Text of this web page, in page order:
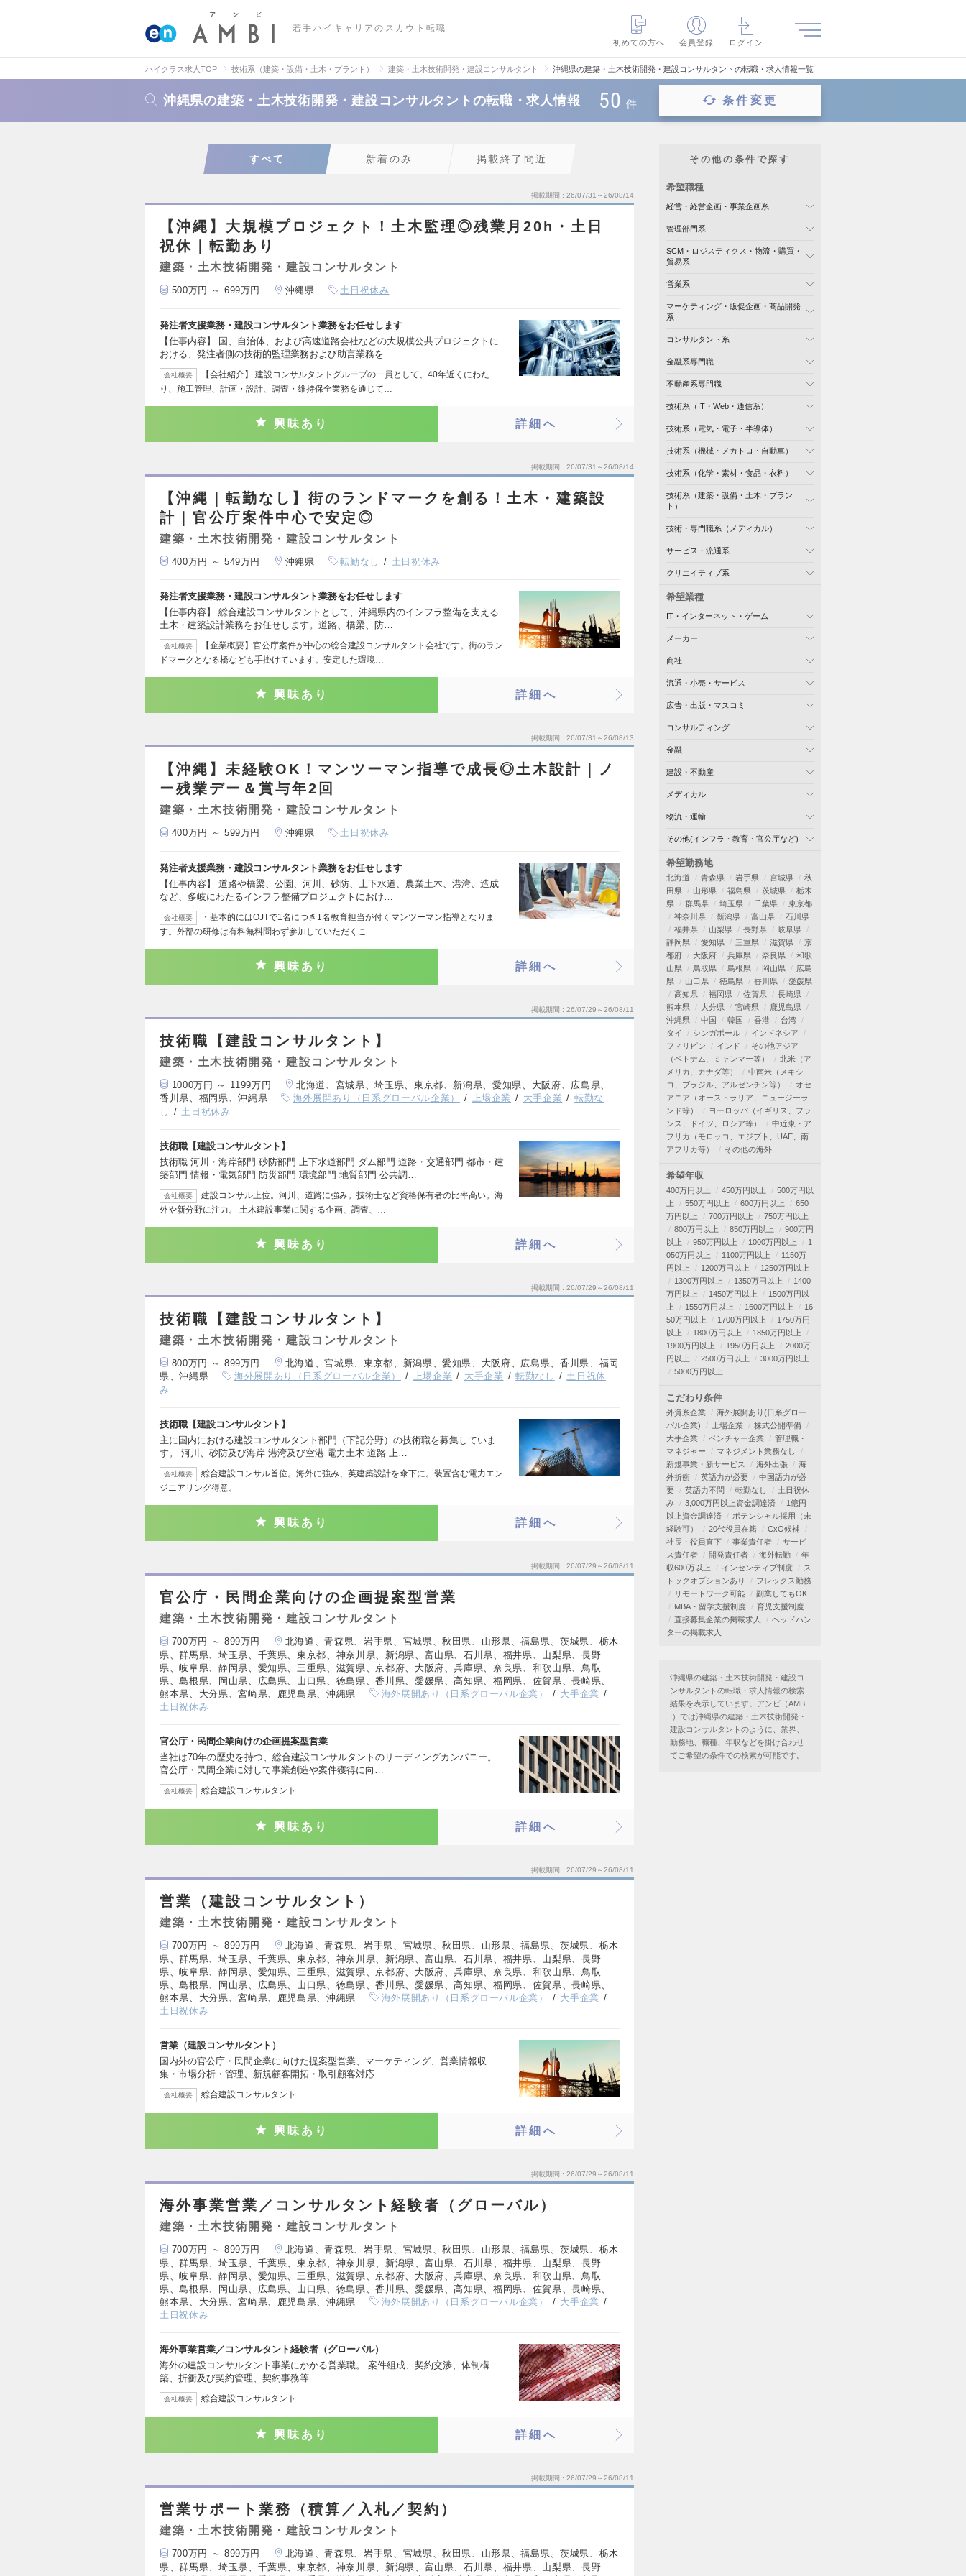
若手ハイキャリアのスカウト転職
初めての方へ
会員登録 ログイン
ハイクラス求人TOP 技術系（建築・設備・土木・プラント） 建築・土木技術開発・建設コンサルタント 沖縄県の建築・土木技術開発・建設コンサルタントの転職・求人情報一覧
沖縄県の建築・土木技術開発・建設コンサルタントの転職・求人情報 50 件 条件変更
すべて 新着のみ 掲載終了間近
掲載期間 26/07/31～26/08/14
【沖縄】大規模プロジェクト！土木監理◎残業月20h・土日
祝休｜転勤あり
建築・土木技術開発・建設コンサルタント
500万円 ～ 699万円 沖縄県 土日祝休み
発注者支援業務・建設コンサルタント業務をお任せします
【仕事内容】 国、自治体、および高速道路会社などの大規模公共プロジェクトに
おける、発注者側の技術的監理業務および助言業務を…
会社概要
【会社紹介】 建設コンサルタントグループの一員として、40年近くにわた
り、施工管理、計画・設計、調査・維持保全業務を通じて…
興味あり 詳細へ
掲載期間 26/07/31～26/08/14
【沖縄｜転勤なし】街のランドマークを創る！土木・建築設
計｜官公庁案件中心で安定◎
建築・土木技術開発・建設コンサルタント
400万円 ～ 549万円 沖縄県 転勤なし 土日祝休み
発注者支援業務・建設コンサルタント業務をお任せします
【仕事内容】 総合建設コンサルタントとして、沖縄県内のインフラ整備を支える
土木・建築設計業務をお任せします。道路、橋梁、防…
会社概要
【企業概要】官公庁案件が中心の総合建設コンサルタント会社です。街のラン
ドマークとなる橋なども手掛けています。安定した環境…
興味あり 詳細へ
掲載期間 26/07/31～26/08/13
【沖縄】未経験OK！マンツーマン指導で成長◎土木設計｜ノ
ー残業デー＆賞与年2回
建築・土木技術開発・建設コンサルタント
400万円 ～ 599万円 沖縄県 土日祝休み
発注者支援業務・建設コンサルタント業務をお任せします
【仕事内容】 道路や橋梁、公園、河川、砂防、上下水道、農業土木、港湾、造成
など、多岐にわたるインフラ整備プロジェクトにおけ…
会社概要
・基本的にはOJTで1名につき1名教育担当が付くマンツーマン指導となりま
す。外部の研修は有料無料問わず参加していただくこ…
興味あり 詳細へ
掲載期間 26/07/29～26/08/11
技術職【建設コンサルタント】
建築・土木技術開発・建設コンサルタント
1000万円 ～ 1199万円
北海道、宮城県、埼玉県、東京都、新潟県、愛知県、大阪府、広島県、
香川県、福岡県、沖縄県
海外展開あり（日系グローバル企業） 上場企業 大手企業
転勤な
し
土日祝休み
技術職【建設コンサルタント】
技術職 河川・海岸部門 砂防部門 上下水道部門 ダム部門 道路・交通部門 都市・建
築部門 情報・電気部門 防災部門 環境部門 地質部門 公共調…
会社概要
建設コンサル上位。河川、道路に強み。技術士など資格保有者の比率高い。海
外や新分野に注力。 土木建設事業に関する企画、調査、…
興味あり 詳細へ
掲載期間 26/07/29～26/08/11
技術職【建設コンサルタント】
建築・土木技術開発・建設コンサルタント
800万円 ～ 899万円
北海道、宮城県、東京都、新潟県、愛知県、大阪府、広島県、香川県、福岡
県、沖縄県
海外展開あり（日系グローバル企業） 上場企業 大手企業 転勤なし
土日祝休
み
技術職【建設コンサルタント】
主に国内における建設コンサルタント部門（下記分野）の技術職を募集していま
す。 河川、砂防及び海岸 港湾及び空港 電力土木 道路 上…
会社概要
総合建設コンサル首位。海外に強み、英建築設計を傘下に。装置含む電力エン
ジニアリング得意。
興味あり 詳細へ
掲載期間 26/07/29～26/08/11
官公庁・民間企業向けの企画提案型営業
建築・土木技術開発・建設コンサルタント
700万円 ～ 899万円
北海道、青森県、岩手県、宮城県、秋田県、山形県、福島県、茨城県、栃木
県、群馬県、埼玉県、千葉県、東京都、神奈川県、新潟県、富山県、石川県、福井県、山梨県、長野
県、岐阜県、静岡県、愛知県、三重県、滋賀県、京都府、大阪府、兵庫県、奈良県、和歌山県、鳥取
県、島根県、岡山県、広島県、山口県、徳島県、香川県、愛媛県、高知県、福岡県、佐賀県、長崎県、
熊本県、大分県、宮崎県、鹿児島県、沖縄県
海外展開あり（日系グローバル企業）
大手企業
土日祝休み
官公庁・民間企業向けの企画提案型営業
当社は70年の歴史を持つ、総合建設コンサルタントのリーディングカンパニー。
官公庁・民間企業に対して事業創造や案件獲得に向…
会社概要 総合建設コンサルタント
興味あり 詳細へ
掲載期間 26/07/29～26/08/11
営業（建設コンサルタント）
建築・土木技術開発・建設コンサルタント
700万円 ～ 899万円
北海道、青森県、岩手県、宮城県、秋田県、山形県、福島県、茨城県、栃木
県、群馬県、埼玉県、千葉県、東京都、神奈川県、新潟県、富山県、石川県、福井県、山梨県、長野
県、岐阜県、静岡県、愛知県、三重県、滋賀県、京都府、大阪府、兵庫県、奈良県、和歌山県、鳥取
県、島根県、岡山県、広島県、山口県、徳島県、香川県、愛媛県、高知県、福岡県、佐賀県、長崎県、
熊本県、大分県、宮崎県、鹿児島県、沖縄県
海外展開あり（日系グローバル企業）
大手企業
土日祝休み
営業（建設コンサルタント）
国内外の官公庁・民間企業に向けた提案型営業、マーケティング、営業情報収
集・市場分析・管理、新規顧客開拓・取引顧客対応
会社概要 総合建設コンサルタント
興味あり 詳細へ
掲載期間 26/07/29～26/08/11
海外事業営業／コンサルタント経験者（グローバル）
建築・土木技術開発・建設コンサルタント
700万円 ～ 899万円
北海道、青森県、岩手県、宮城県、秋田県、山形県、福島県、茨城県、栃木
県、群馬県、埼玉県、千葉県、東京都、神奈川県、新潟県、富山県、石川県、福井県、山梨県、長野
県、岐阜県、静岡県、愛知県、三重県、滋賀県、京都府、大阪府、兵庫県、奈良県、和歌山県、鳥取
県、島根県、岡山県、広島県、山口県、徳島県、香川県、愛媛県、高知県、福岡県、佐賀県、長崎県、
熊本県、大分県、宮崎県、鹿児島県、沖縄県
海外展開あり（日系グローバル企業）
大手企業
土日祝休み
海外事業営業／コンサルタント経験者（グローバル）
海外の建設コンサルタント事業にかかる営業職。 案件組成、契約交渉、体制構
築、折衝及び契約管理、契約事務等
会社概要 総合建設コンサルタント
興味あり 詳細へ
掲載期間 26/07/29～26/08/11
営業サポート業務（積算／入札／契約）
建築・土木技術開発・建設コンサルタント
700万円 ～ 899万円
北海道、青森県、岩手県、宮城県、秋田県、山形県、福島県、茨城県、栃木
県、群馬県、埼玉県、千葉県、東京都、神奈川県、新潟県、富山県、石川県、福井県、山梨県、長野
その他の条件で探す
希望職種
経営・経営企画・事業企画系
管理部門系
SCM・ロジスティクス・物流・購買・
貿易系
営業系
マーケティング・販促企画・商品開発
系
コンサルタント系
金融系専門職
不動産系専門職
技術系（IT・Web・通信系）
技術系（電気・電子・半導体）
技術系（機械・メカトロ・自動車）
技術系（化学・素材・食品・衣料）
技術系（建築・設備・土木・プラン
ト）
技術・専門職系（メディカル）
サービス・流通系
クリエイティブ系
希望業種
IT・インターネット・ゲーム
メーカー
商社
流通・小売・サービス
広告・出版・マスコミ
コンサルティング
金融
建設・不動産
メディカル
物流・運輸
その他(インフラ・教育・官公庁など)
希望勤務地
北海道 青森県 岩手県 宮城県
秋
田県
山形県 福島県 茨城県
栃木
県
群馬県 埼玉県 千葉県
東京都
神奈川県
新潟県 富山県
石川県
福井県
山梨県 長野県
岐阜県
静岡県
愛知県 三重県 滋賀県
京
都府
大阪府 兵庫県 奈良県
和歌
山県
鳥取県 島根県 岡山県
広島
県
山口県 徳島県 香川県
愛媛県
高知県
福岡県 佐賀県
長崎県
熊本県
大分県 宮崎県
鹿児島県
沖縄県
中国 韓国 香港
台湾
タイ
シンガポール
インドネシア
フィリピン
インド
その他アジア
（ベトナム、ミャンマー等）
北米（ア
メリカ、カナダ等）
中南米（メキシ
コ、ブラジル、アルゼンチン等）
オセ
アニア（オーストラリア、ニュージーラ
ンド等）
ヨーロッパ（イギリス、フラ
ンス、ドイツ、ロシア等）
中近東・ア
フリカ（モロッコ、エジプト、UAE、南
アフリカ等）
その他の海外
希望年収
400万円以上 450万円以上
500万円以
上
550万円以上 600万円以上
650
万円以上
700万円以上
750万円以上
800万円以上
850万円以上
900万円
以上
950万円以上 1000万円以上
1
050万円以上
1100万円以上
1150万
円以上
1200万円以上
1250万円以上
1300万円以上
1350万円以上
1400
万円以上
1450万円以上
1500万円以
上
1550万円以上 1600万円以上
16
50万円以上
1700万円以上
1750万円
以上
1800万円以上
1850万円以上
1900万円以上
1950万円以上
2000万
円以上
2500万円以上
3000万円以上
5000万円以上
こだわり条件
外資系企業
海外展開あり(日系グロー
バル企業)
上場企業
株式公開準備
大手企業
ベンチャー企業
管理職・
マネジャー
マネジメント業務なし
新規事業・新サービス
海外出張
海
外折衝
英語力が必要
中国語力が必
要
英語力不問 転勤なし
土日祝休
み
3,000万円以上資金調達済
1億円
以上資金調達済
ポテンシャル採用（未
経験可）
20代役員在籍
CxO候補
社長・役員直下
事業責任者
サービ
ス責任者
開発責任者 海外転勤
年
収600万以上
インセンティブ制度
ス
トックオプションあり
フレックス勤務
リモートワーク可能
副業してもOK
MBA・留学支援制度
育児支援制度
直接募集企業の掲載求人
ヘッドハン
ターの掲載求人
沖縄県の建築・土木技術開発・建設コ
ンサルタントの転職・求人情報の検索
結果を表示しています。アンビ（AMB
I）では沖縄県の建築・土木技術開発・
建設コンサルタントのように、業界、
勤務地、職種、年収などを掛け合わせ
てご希望の条件での検索が可能です。